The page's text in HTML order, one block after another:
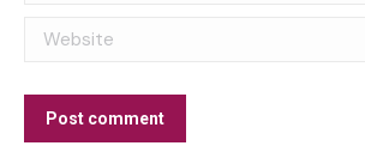
Website
Post comment